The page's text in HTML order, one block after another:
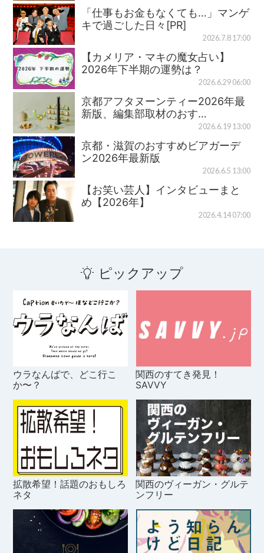
「仕事もお金もなくても…」マンゲ
キで過ごした日々[PR]
2026.7.8 17:00
【カメリア・マキの魔女占い】
2026年下半期の運勢は？
2026.6.29 06:00
京都アフタヌーンティー2026年最
新版、編集部取材のおす…
2026.6.19 13:00
京都・滋賀のおすすめビアガーデ
ン2026年最新版
2026.6.5 13:00
【お笑い芸人】インタビューまと
め【2026年】
2026.4.14 07:00
ピックアップ
ウラなんばで、どこ行こ
か〜？
関西のすてき発見！
SAVVY
拡散希望！話題のおもしろ
ネタ
関西のヴィーガン・グルテ
ンフリー